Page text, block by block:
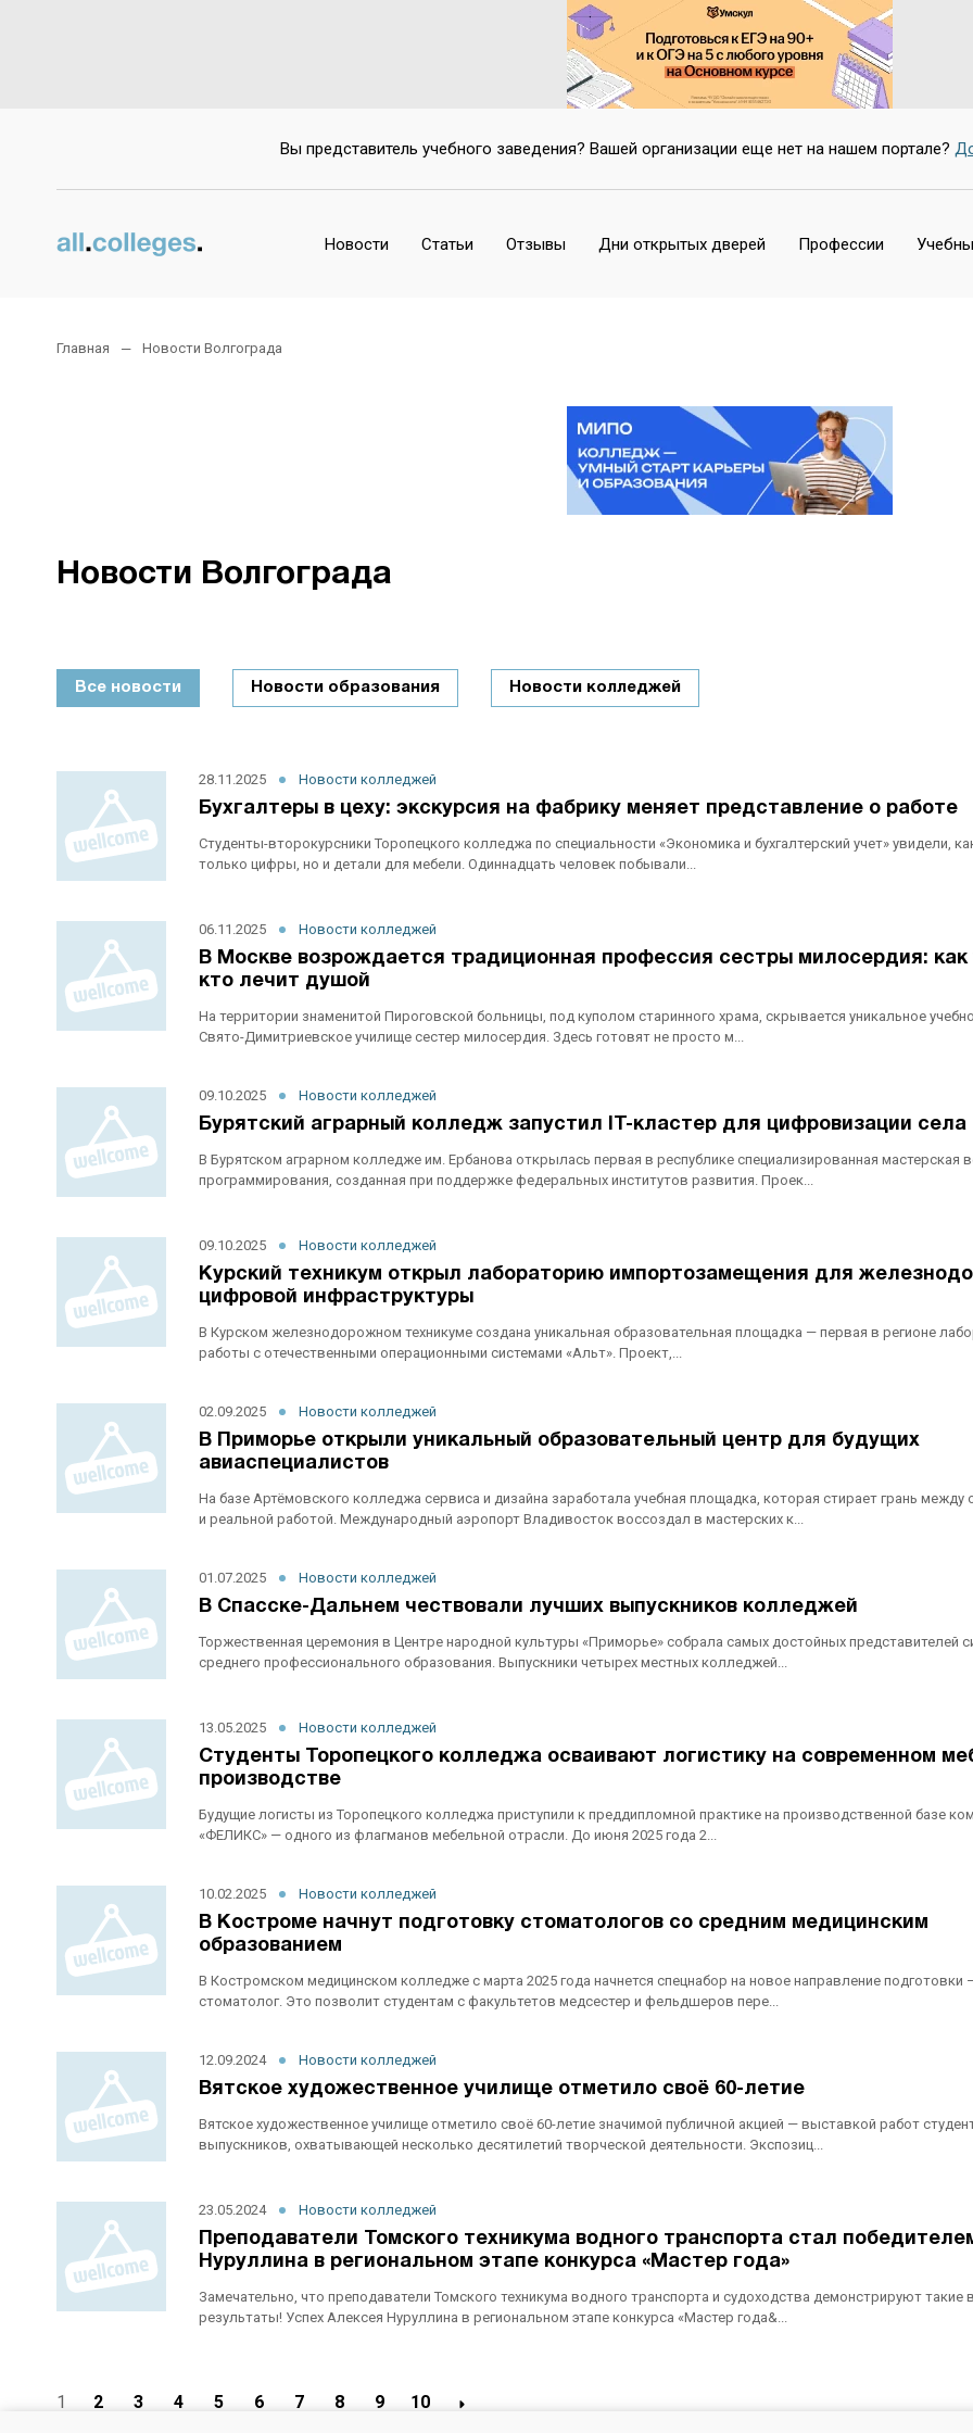
Вы представитель учебного заведения? Вашей организации еще нет на нашем портале?
Новости Статьи Отзывы Дни открытых дверей Профессии
Главная Новости Волгограда
Новости Волгограда
Все новости Новости образования Новости колледжей
28.11.2025 Новости колледжей
Бухгалтеры в цеху: экскурсия на фабрику меняет представление о работе
Студенты-второкурсники Торопецкого колледжа по специальности «Экономика и бухгалтерский учет» увидели,
только цифры, но и детали для мебели. Одиннадцать человек побывали...
06.11.2025 Новости колледжей
В Москве возрождается традиционная профессия сестры милосердия: как
кто лечит душой
На территории знаменитой Пироговской больницы, под куполом старинного храма, скрывается уникальное
Свято-Димитриевское училище сестер милосердия. Здесь готовят не просто м...
09.10.2025 Новости колледжей
Бурятский аграрный колледж запустил IT-кластер для цифровизации села
В Бурятском аграрном колледже им. Ербанова открылась первая в республике специализированная мастерская
программирования, созданная при поддержке федеральных институтов развития. Проек...
09.10.2025 Новости колледжей
Курский техникум открыл лабораторию импортозамещения для
цифровой инфраструктуры
В Курском железнодорожном техникуме создана уникальная образовательная площадка — первая в регионе
работы с отечественными операционными системами «Альт». Проект,...
02.09.2025 Новости колледжей
В Приморье открыли уникальный образовательный центр для будущих
авиаспециалистов
На базе Артёмовского колледжа сервиса и дизайна заработала учебная площадка, которая стирает грань между
и реальной работой. Международный аэропорт Владивосток воссоздал в мастерских к...
01.07.2025 Новости колледжей
В Спасске-Дальнем чествовали лучших выпускников колледжей
Торжественная церемония в Центре народной культуры «Приморье» собрала самых достойных представителей
среднего профессионального образования. Выпускники четырех местных колледжей...
13.05.2025 Новости колледжей
Студенты Торопецкого колледжа осваивают логистику на современном
производстве
Будущие логисты из Торопецкого колледжа приступили к преддипломной практике на производственной базе
«ФЕЛИКС» — одного из флагманов мебельной отрасли. До июня 2025 года 2...
10.02.2025 Новости колледжей
В Костроме начнут подготовку стоматологов со средним медицинским
образованием
В Костромском медицинском колледже с марта 2025 года начнется спецнабор на новое направление
стоматолог. Это позволит студентам с факультетов медсестер и фельдшеров пере...
12.09.2024 Новости колледжей
Вятское художественное училище отметило своё 60-летие
Вятское художественное училище отметило своё 60-летие значимой публичной акцией — выставкой работ
выпускников, охватывающей несколько десятилетий творческой деятельности. Экспозиц...
23.05.2024 Новости колледжей
Преподаватели Томского техникума водного транспорта стал
Нуруллина в региональном этапе конкурса «Мастер года»
Замечательно, что преподаватели Томского техникума водного транспорта и судоходства демонстрируют такие
результаты! Успех Алексея Нуруллина в региональном этапе конкурса «Мастер года&...
1 2 3 4 5 6 7 8 9 10